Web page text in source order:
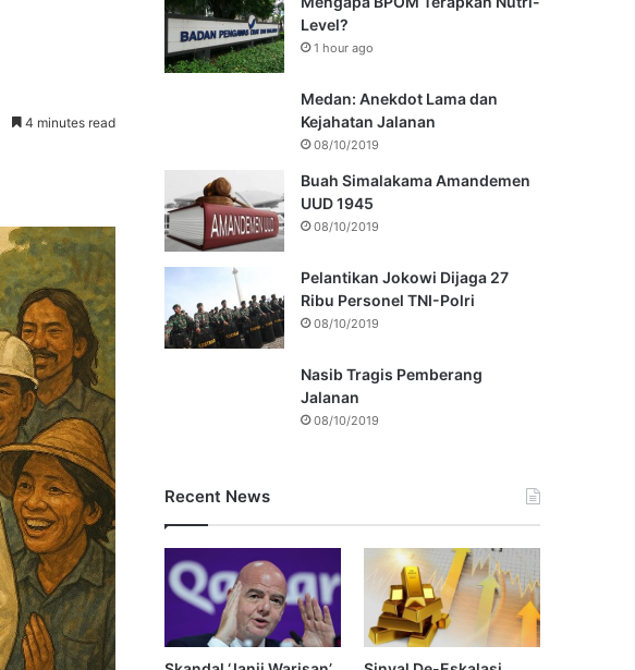
4 minutes read
Level?
1 hour ago
Medan: Anekdot Lama dan
Kejahatan Jalanan
08/10/2019
Buah Simalakama Amandemen
UUD 1945
08/10/2019
Pelantikan Jokowi Dijaga 27
Ribu Personel TNI-Polri
08/10/2019
Nasib Tragis Pemberang
Jalanan
08/10/2019
Recent News